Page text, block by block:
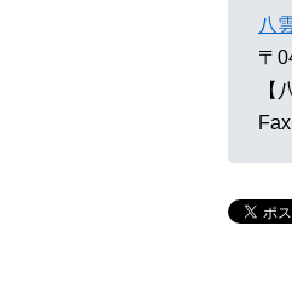
八
〒
【